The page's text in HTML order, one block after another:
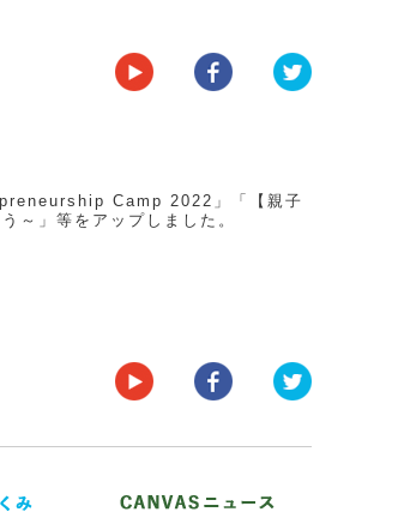
Camp 2022」「【親子
～」等をアップしました。